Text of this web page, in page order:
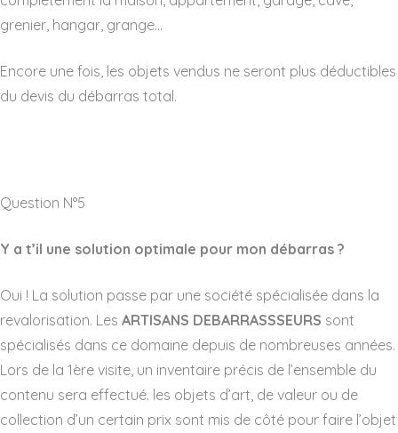
grenier, hangar, grange…
Encore une fois, les objets vendus ne seront plus déductibles
du devis du débarras total.
Question N°5
Y a t’il une solution optimale pour mon débarras ?
Oui ! La solution passe par une société spécialisée dans la
revalorisation. Les ARTISANS DEBARRASSSEURS sont
spécialisés dans ce domaine depuis de nombreuses années.
Lors de la 1ère visite, un inventaire précis de l’ensemble du
contenu sera effectué. les objets d’art, de valeur ou de
collection d’un certain prix sont mis de côté pour faire l’objet